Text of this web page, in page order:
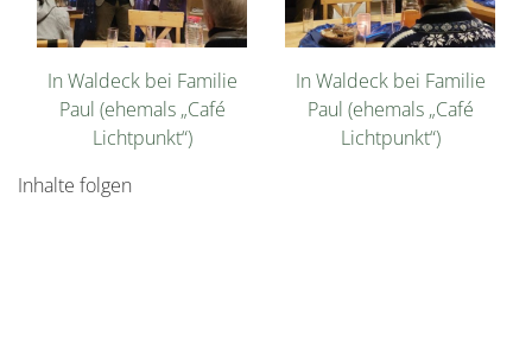
In Waldeck bei Familie
Paul (ehemals „Café
Lichtpunkt“)
In Waldeck bei Familie
Paul (ehemals „Café
Lichtpunkt“)
Inhalte folgen